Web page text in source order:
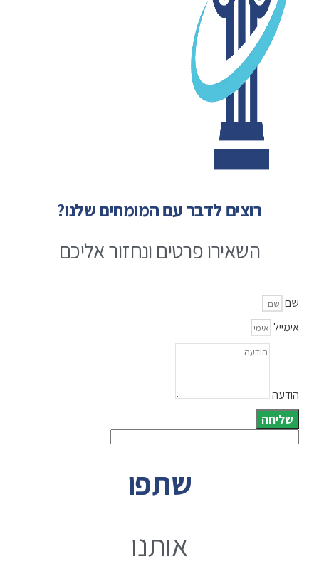
רוצים לדבר עם המומחים שלנו?
השאירו פרטים ונחזור אליכם
שם
אימייל
הודעה
שליחה
שתפו
אותנו